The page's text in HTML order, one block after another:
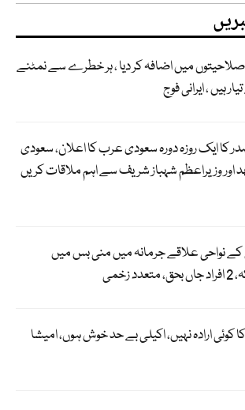
میں اضافہ کر دیا ، ہر خطرے سے نمٹنے
ہیں ، ایرانی فوج
کا ایک روزہ دورہ سعودی عرب کا اعلان، سعودی
اور وزیراعظم شہباز شریف سے اہم ملاقات کریں
نواحی علاقے جرمانہ میں منی بس میں
زخمی
کوئی ارادہ نہیں، اکیلی بے حد خوش ہوں، امیشا